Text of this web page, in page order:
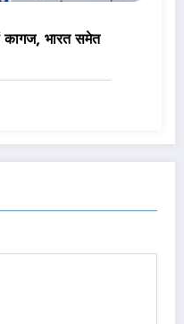
कागज, भारत समेत